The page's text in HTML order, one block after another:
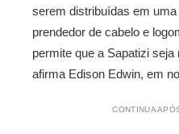
serem distribuídas em
prendedor de cabelo e
permite que a Sapatizi seja
afirma Edison Edwin, em
CONTINUA